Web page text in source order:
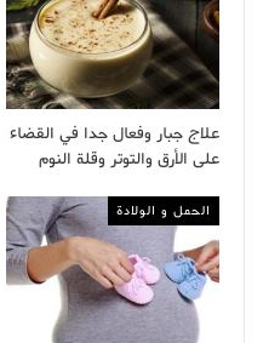
علاج جبار وفعال جدا في القضاء
على الأرق والتوتر وقلة النوم
الحمل و الولادة